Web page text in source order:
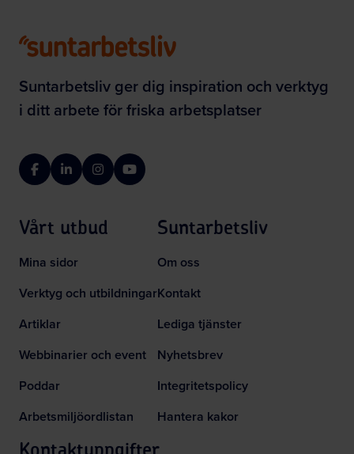
Suntarbetsliv ger dig inspiration och verktyg
i ditt arbete för friska arbetsplatser
FacebookLinkedInInstagramYouTube
Vårt utbud
Mina sidor
Verktyg och utbildningar
Artiklar
Webbinarier och event
Poddar
Arbetsmiljöordlistan
Suntarbetsliv
Om oss
Kontakt
Lediga tjänster
Nyhetsbrev
Integritetspolicy
Hantera kakor